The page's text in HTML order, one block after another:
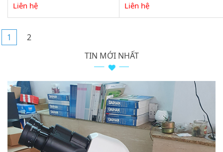
Liên hệ Liên hệ
1
2
TIN MỚI NHẤT